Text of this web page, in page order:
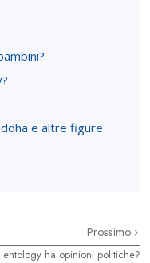
e altre figure
Prossimo
ha opinioni politiche?